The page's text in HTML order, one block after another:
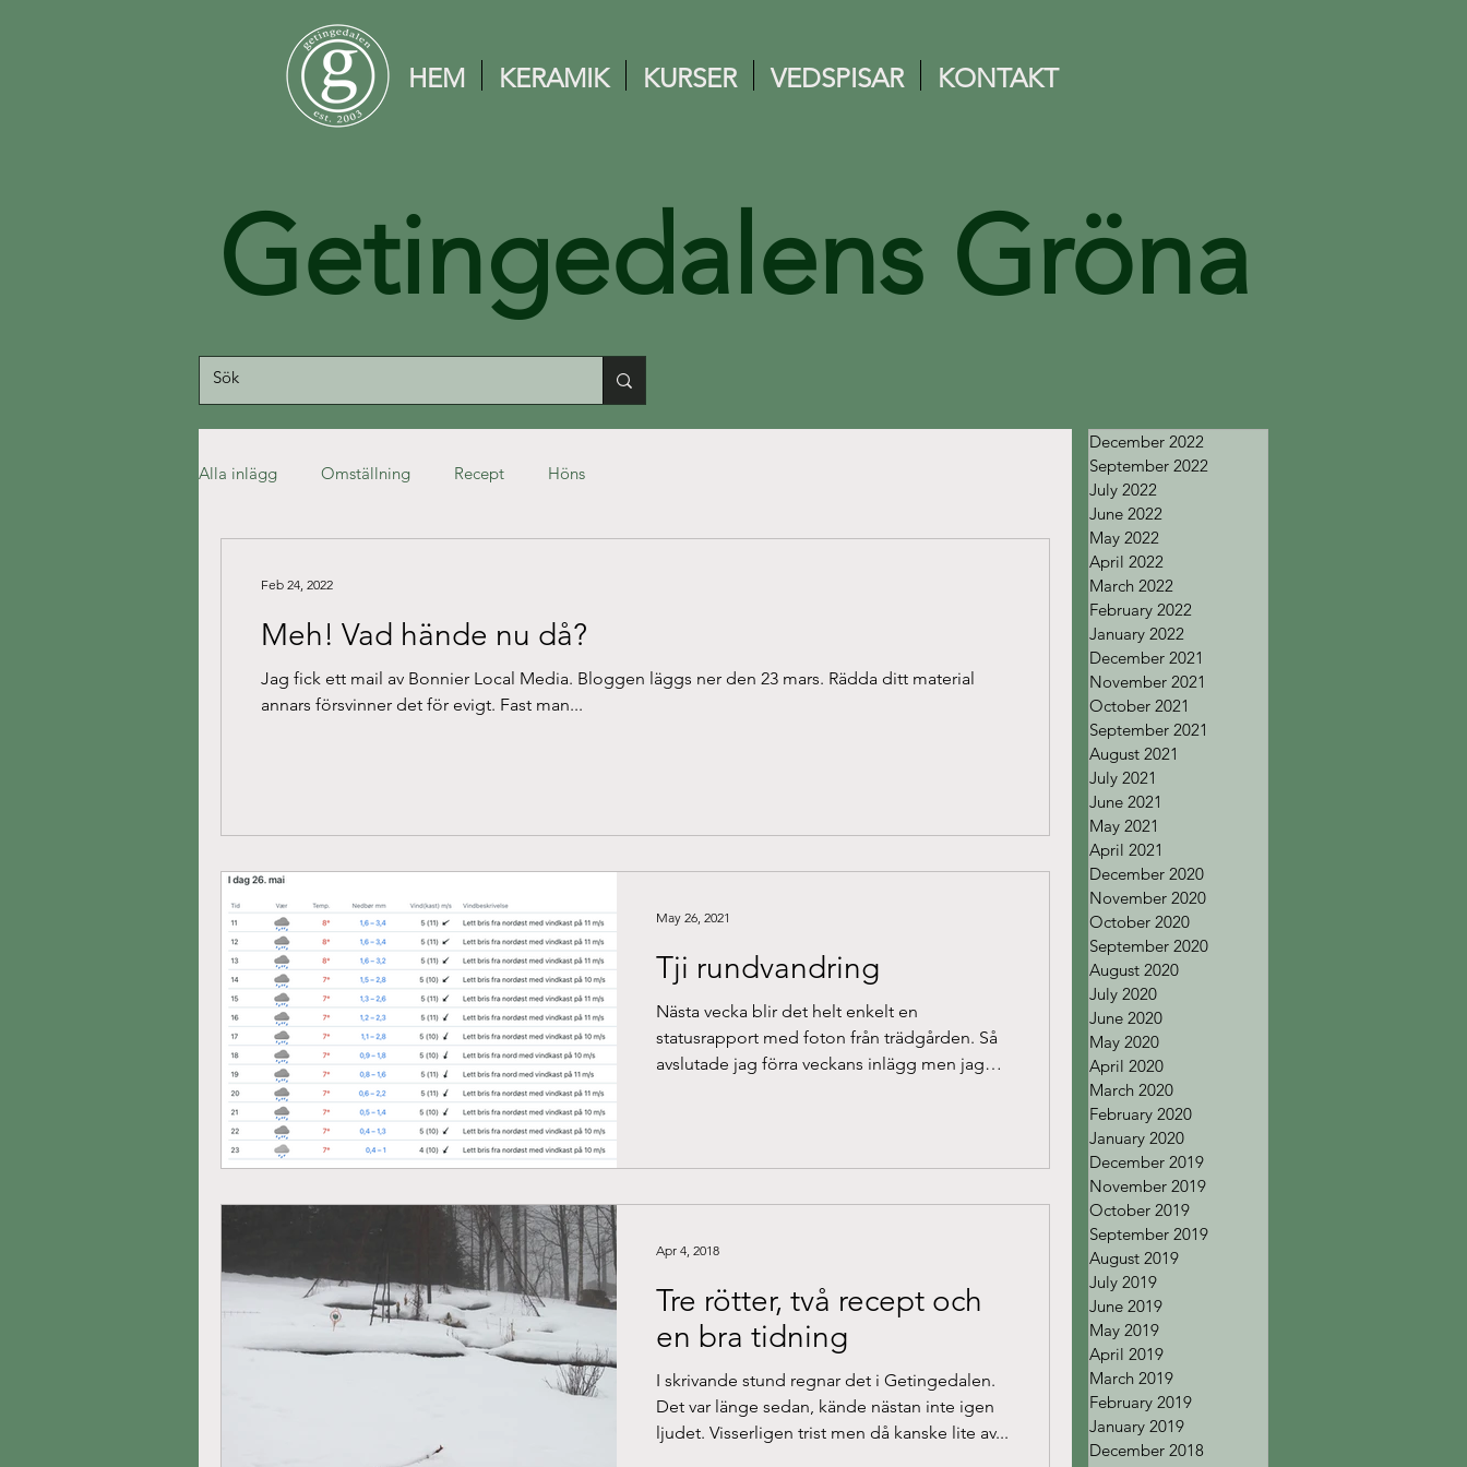
HEM KERAMIK KURSER VEDSPISAR KONTAKT
Getingedalens Gröna
Alla inlägg Omställning Recept Höns
Meh! Vad hände nu då?
Jag fick ett mail av Bonnier Local Media. Bloggen läggs ner den 23 mars. Rädda ditt material
annars försvinner det för evigt. Fast man...
Feb 24, 2022
Tji rundvandring
Nästa vecka blir det helt enkelt en
statusrapport med foton från trädgården. Så
avslutade jag förra veckans inlägg men jag
May 26, 2021
Tre rötter, två recept och
en bra tidning
I skrivande stund regnar det i Getingedalen.
Det var länge sedan, kände nästan inte igen
ljudet. Visserligen trist men då kanske lite av...
Apr 4, 2018
December 2022
September 2022
July 2022
June 2022
May 2022
April 2022
March 2022
February 2022
January 2022
December 2021
November 2021
October 2021
September 2021
August 2021
July 2021
June 2021
May 2021
April 2021
December 2020
November 2020
October 2020
September 2020
August 2020
July 2020
June 2020
May 2020
April 2020
March 2020
February 2020
January 2020
December 2019
November 2019
October 2019
September 2019
August 2019
July 2019
June 2019
May 2019
April 2019
March 2019
February 2019
January 2019
December 2018